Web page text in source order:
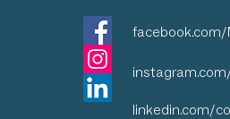
linkedin.com/